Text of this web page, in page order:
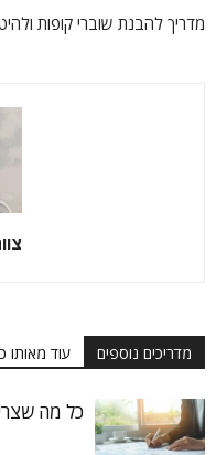
מדריך להבנת שוברי קופות
מדריכים נוספים עוד מאותו
כל מה